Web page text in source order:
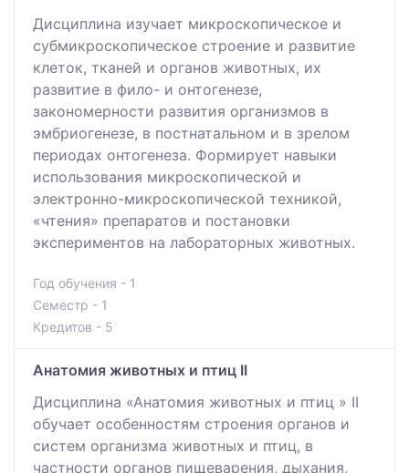
Дисциплина изучает микроскопическое и
субмикроскопическое строение и развитие
клеток, тканей и органов животных, их
развитие в фило- и онтогенезе,
закономерности развития организмов в
эмбриогенезе, в постнатальном и в зрелом
периодах онтогенеза. Формирует навыки
использования микроскопической и
электронно-микроскопической техникой,
«чтения» препаратов и постановки
экспериментов на лабораторных животных.
Год обучения - 1
Семестр - 1
Кредитов - 5
Анатомия животных и птиц II
Дисциплина «Анатомия животных и птиц » II
обучает особенностям строения органов и
систем организма животных и птиц, в
частности органов пищеварения, дыхания,